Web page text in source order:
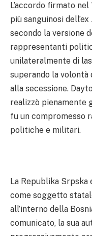
L’accordo firmato
più sanguinosi
secondo la versione
rappresentanti
unilateralmente di
superando la volontà
alla secessione.
realizzò pienamente
fu un compromesso
politiche e militari.
La Republika
come soggetto
all’interno della
comunicato, la sua